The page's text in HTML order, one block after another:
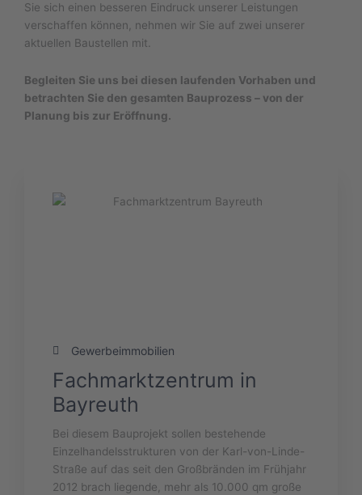
Sie sich einen besseren Eindruck unserer Leistungen
verschaffen können, nehmen wir Sie auf zwei unserer
aktuellen Baustellen mit.
Begleiten Sie uns bei diesen laufenden Vorhaben und
betrachten Sie den gesamten Bauprozess – von der
Planung bis zur Eröffnung.
Gewerbeimmobilien
Fachmarktzentrum in
Bayreuth
Bei diesem Bauprojekt sollen bestehende
Einzelhandelsstrukturen von der Karl-von-Linde-
Straße auf das seit den Großbränden im Frühjahr
2012 brach liegende, mehr als 10.000 qm große